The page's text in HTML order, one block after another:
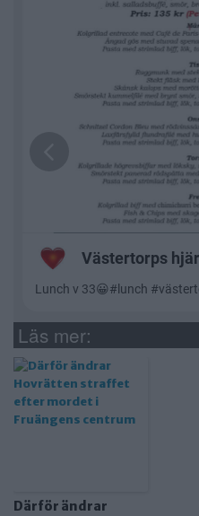
Läs mer:
Därför ändrar